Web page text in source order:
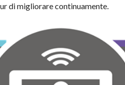
di migliorare continuamente.